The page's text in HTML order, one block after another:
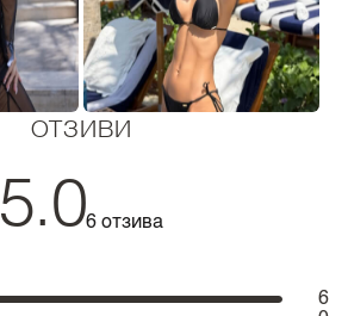
ОТЗИВИ
5.06 отзива
6